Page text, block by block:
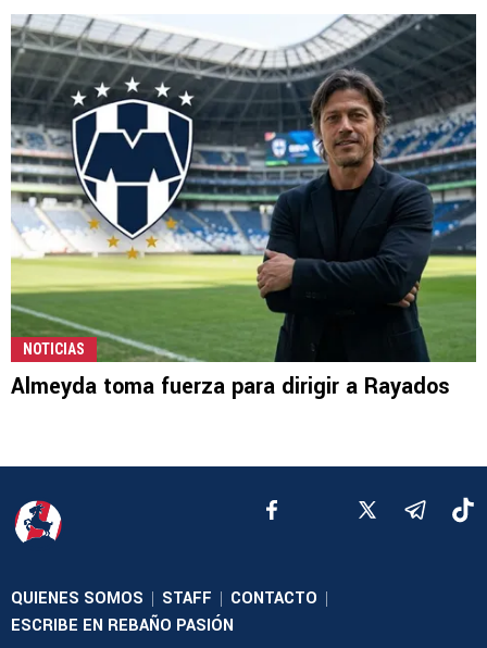
NOTICIAS
Almeyda toma fuerza para dirigir a Rayados
QUIENES SOMOS | STAFF | CONTACTO |
ESCRIBE EN REBAÑO PASIÓN